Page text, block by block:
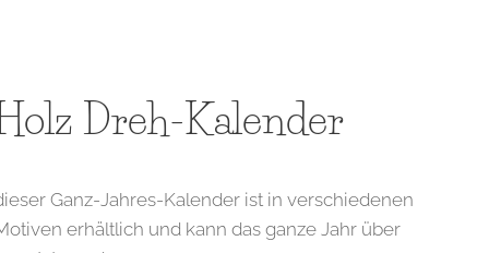
Dreh-Kalender
Ganz-Jahres-Kalender ist in verschiedenen
erhältlich und kann das ganze Jahr über